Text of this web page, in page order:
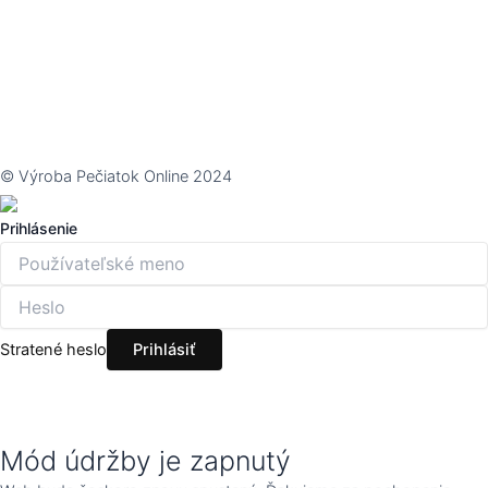
Mód údržby je zapnutý
© Výroba Pečiatok Online 2024
Prihlásenie
Stratené heslo